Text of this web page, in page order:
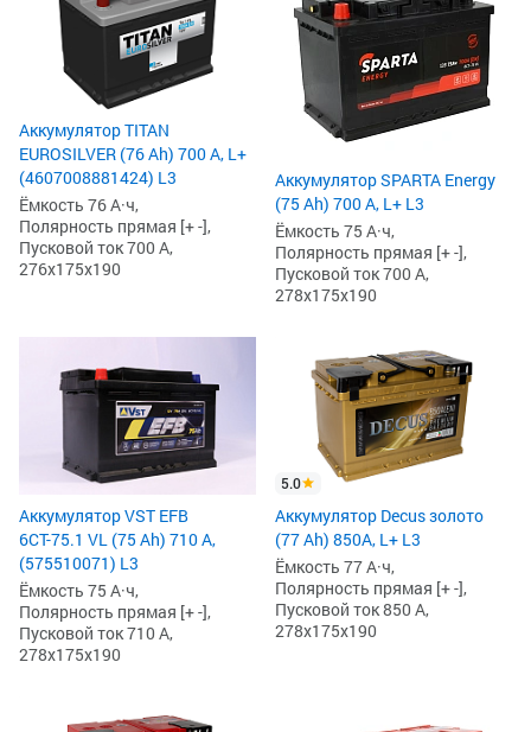
Аккумулятор TITAN
EUROSILVER (76 Ah) 700 А, L+
(4607008881424) L3
Ёмкость 76 А·ч,
Полярность прямая [+ -],
Пусковой ток 700 А,
276x175x190
Аккумулятор SPARTA Energy
(75 Ah) 700 А, L+ L3
Ёмкость 75 А·ч,
Полярность прямая [+ -],
Пусковой ток 700 А,
278x175x190
Аккумулятор VST EFB
6СТ-75.1 VL (75 Ah) 710 А,
(575510071) L3
Ёмкость 75 А·ч,
Полярность прямая [+ -],
Пусковой ток 710 А,
278x175x190
5.0
Аккумулятор Decus золото
(77 Ah) 850A, L+ L3
Ёмкость 77 А·ч,
Полярность прямая [+ -],
Пусковой ток 850 А,
278x175x190